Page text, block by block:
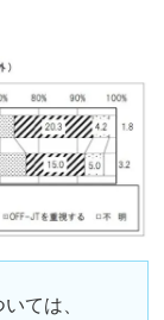
ては、